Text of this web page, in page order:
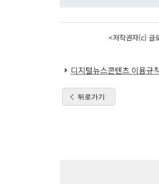
<저작권자(c) 글
디지털뉴스콘텐츠 이용규
뒤로가기